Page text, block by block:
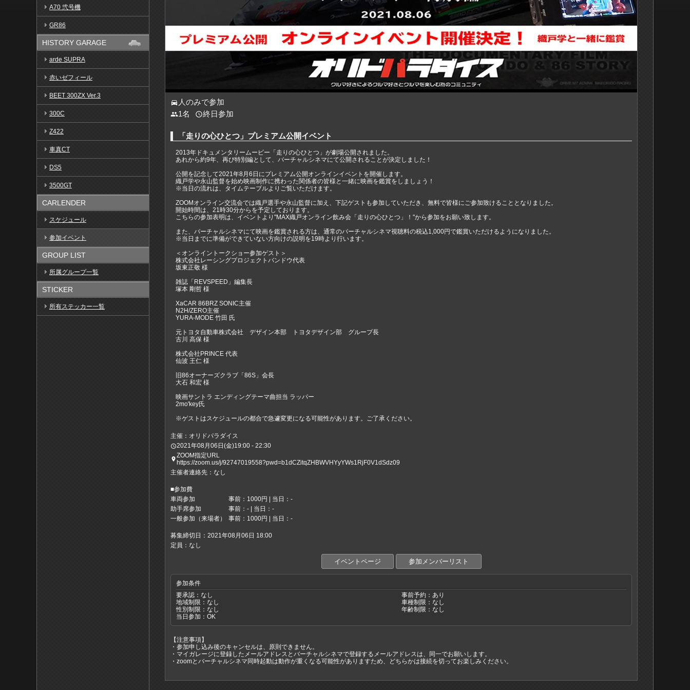
A70 弐号機
GR86
HISTORY GARAGE
arde SUPRA
赤いゼフィール
BEET 300ZX Ver.3
300C
Z422
車真CT
DS5
3500GT
CARLENDER
スケジュール
参加イベント
GROUP LIST
所属グループ一覧
STICKER
所有ステッカー一覧
directions_car 人のみで参加
people1名 access_time終日参加
「走りの心ひとつ」プレミアム公開イベント
2013年ドキュメンタリームービー「走りの心ひとつ」が劇場公開されました。
あれから約9年、再び特別編として、バーチャルシネマにて公開されることが決定しました！
公開を記念して2021年8月6日にプレミアム公開オンラインイベントを開催します。
織戸学や永山監督を始め映画制作に携わった関係者の皆様と一緒に映画を鑑賞をしましょう！
※当日の流れは、タイムテーブルよりご覧いただけます。
ZOOMオンライン交流会では織戸選手や永山監督に加え、下記ゲストも参加していただき、無料で皆様にご参加致けることとなりました。
開始時間は、21時30分からを予定しております。
こちらの参加表明は、イベントより"MAX織戸オンライン飲み会「走りの心ひとつ」！"から参加をお願い致します。
また、バーチャルシネマにて映画を鑑賞される方は、通常のバーチャルシネマ視聴料の税込1,000円で鑑賞いただけるようになりました。
※当日までに準備ができていない方向けの説明を19時より行います。
＜オンライントークショー参加ゲスト＞
株式会社レーシングプロジェクトバンドウ代表
坂東正敬 様
雑誌「REVSPEED」編集長
塚本 剛哲 様
XaCAR 86BRZ SONIC主催
N2H/ZERO主催
YURA-MODE 竹田 氏
元トヨタ自動車株式会社 デザイン本部 トヨタデザイン部 グループ長
古川 高保 様
株式会社PRINCE 代表
仙波 王仁 様
旧86オーナーズクラブ「86S」会長
大石 和宏 様
映画サントラ エンディングテーマ曲担当 ラッパー
2mo'key氏
※ゲストはスケジュールの都合で急遽変更になる可能性があります。ご了承ください。
主催：オリドパラダイス
access_time2021年08月06日(金)19:00 - 22:30
placeZOOM指定URL
https://zoom.us/j/92747019558?pwd=b1dCZitqZHBWVHYyYWs1RjF0V1dSdz09
主催者連絡先：なし
■参加費
車両参加
事前：1000円 | 当日：-
助手席参加
事前：- | 当日：-
一般参加（来場者）
事前：1000円 | 当日：-
募集締切日：2021年08月06日 18:00
定員：なし
イベントページ 参加メンバーリスト
参加条件
要承認：なし
事前予約：あり
地域制限：なし
車種制限：なし
性別制限：なし
年齢制限：なし
当日参加：OK
【注意事項】
・参加申し込み後のキャンセルは、原則できません。
・マイガレージに登録したメールアドレスとバーチャルシネマで登録するメールアドレスは、同一でお願いします。
・zoomとバーチャルシネマ同時起動は動作が重くなる可能性がありますため、どちらかは接続を切ってお楽しみください。